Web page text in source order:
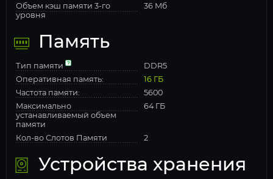
Объем кэш памяти 3-го
уровня
36 Мб
Память
Тип памяти
DDR5
Оперативная память:
16 ГБ
Частота памяти:
5600
Максимально
устанавливаемый объем
памяти
64 ГБ
Кол-во Слотов Памяти 2
Устройства хранения